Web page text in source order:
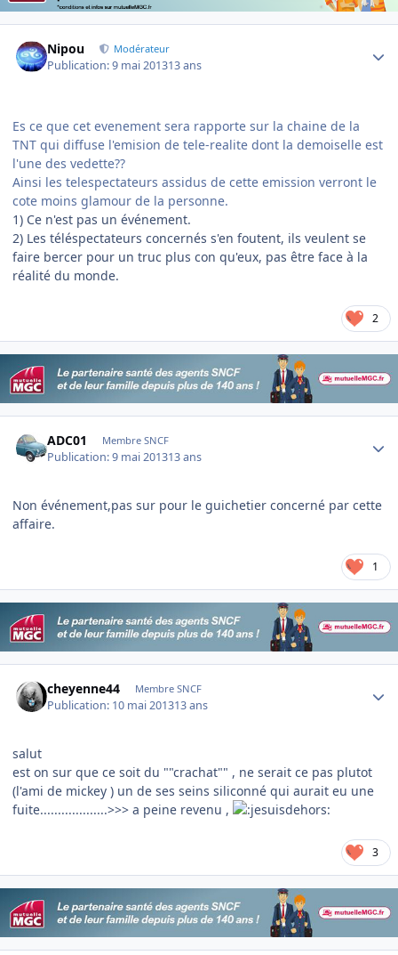
Nipou Modérateur
Publication:9 mai 201313 ans
Es ce que cet evenement sera rapporte sur la chaine de la
TNT qui diffuse l'emision de tele-realite dont la demoiselle est
l'une des vedette??
Ainsi les telespectateurs assidus de cette emission verront le
cote moins glamour de la personne.
1) Ce n'est pas un événement.
2) Les téléspectateurs concernés s'en foutent, ils veulent se
faire bercer pour un truc plus con qu'eux, pas être face à la
réalité du monde.
2
ADC01 Membre SNCF
Publication:9 mai 201313 ans
Non événement,pas sur pour le guichetier concerné par cette
affaire.
1
cheyenne44 Membre SNCF
Publication: 10 mai 201313 ans
salut
est on sur que ce soit du ""crachat"" , ne serait ce pas plutot
(l'ami de mickey ) un de ses seins siliconné qui aurait eu une
fuite...................>>> a peine revenu ,
3